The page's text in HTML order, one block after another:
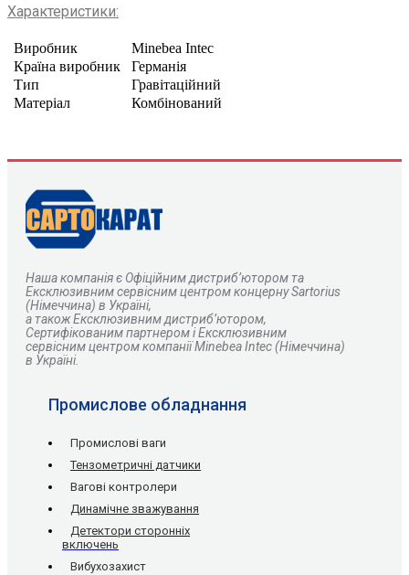
Характеристики:
Виробник
Minebea Intec
Країна виробник
Германія
Тип
Гравітаційний
Матеріал
Комбінований
Наша компанія є Офіційним дистриб’ютором та
Ексклюзивним сервісним центром концерну Sartorius
(Німеччина) в Україні,
а також Ексклюзивним дистриб’ютором,
Сертифікованим партнером і Ексклюзивним
сервісним центром компанії Minebea Intec (Німеччина)
в Україні.
Промислове обладнання
Промислові ваги
Тензометричні датчики
Вагові контролери
Динамічне зважування
Детектори сторонніх
включень
Вибухозахист